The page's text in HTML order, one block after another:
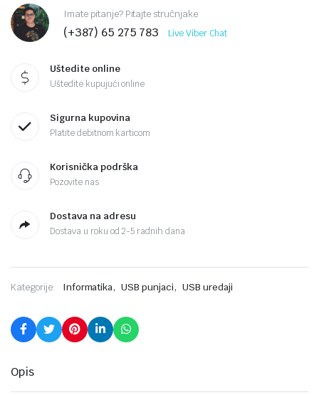
Imate pitanje? Pitajte stručnjake
(+387) 65 275 783 Live Viber Chat
Uštedite online
Uštedite kupujući online
Sigurna kupovina
Platite debitnom karticom
Korisnička podrška
Pozovite nas
Dostava na adresu
Dostava u roku od 2-5 radnih dana
Kategorije: Informatika, USB punjaci, USB uredaji
Opis